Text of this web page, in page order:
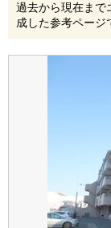
過去から現在まで
成した参考ページ